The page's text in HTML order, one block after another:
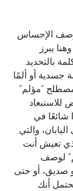
الإحساس
يبرز
بالتحديد
جسدية أو ألمًا
“مؤلم”
شائعًا في
والتي
تعيش أنت
لوصف
صديق، أو حتى
أنك